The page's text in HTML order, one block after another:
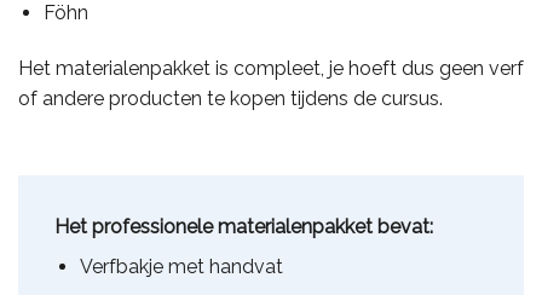
Föhn
Het materialenpakket is compleet, je hoeft dus geen verf
of andere producten te kopen tijdens de cursus.
Het professionele materialenpakket bevat:
Verfbakje met handvat